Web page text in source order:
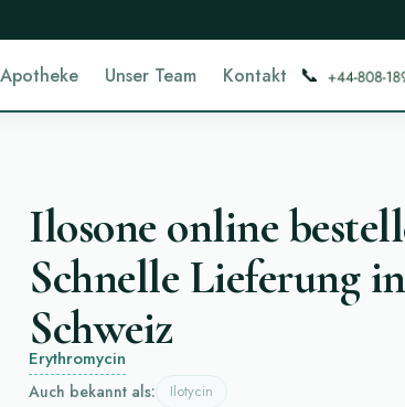
Unser Team Kontakt 📞
Ilosone online
Schnelle Lieferung
Schweiz
Erythromycin
Auch bekannt als: Ilotycin